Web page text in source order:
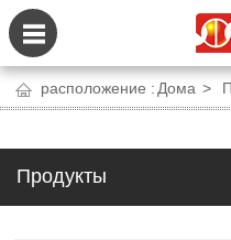
расположение : Дома >
Продукты